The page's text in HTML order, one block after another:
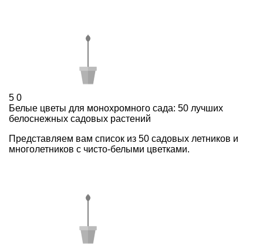
5 0
Белые цветы для монохромного сада: 50 лучших
белоснежных садовых растений
Представляем вам список из 50 садовых летников и
многолетников с чисто-белыми цветками.